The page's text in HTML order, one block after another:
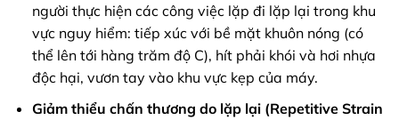
người thực hiện các công việc lặp đi lặp lại trong khu
vực nguy hiểm: tiếp xúc với bề mặt khuôn nóng (có
thể lên tới hàng trăm độ C), hít phải khói và hơi nhựa
độc hại, vươn tay vào khu vực kẹp của máy.
Giảm thiểu chấn thương do lặp lại (Repetitive Strain